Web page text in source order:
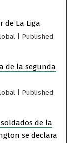
de La Liga
Published
de la segunda
Published
de la
se declara